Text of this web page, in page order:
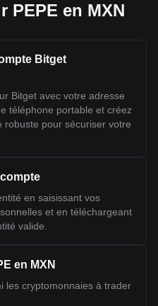
PEPE en MXN
Bitget
Bitget avec votre adresse
téléphone portable et créez
robuste pour sécuriser votre
en saisissant vos
et en téléchargeant
valide.
en MXN
les cryptomonnaies à trader